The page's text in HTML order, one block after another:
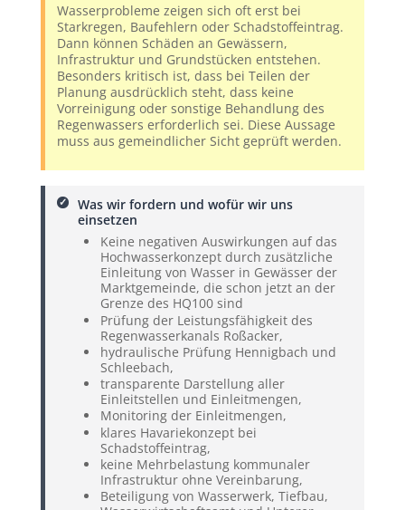
Wasserprobleme zeigen sich oft erst bei
Starkregen, Baufehlern oder Schadstoffeintrag.
Dann können Schäden an Gewässern,
Infrastruktur und Grundstücken entstehen.
Besonders kritisch ist, dass bei Teilen der
Planung ausdrücklich steht, dass keine
Vorreinigung oder sonstige Behandlung des
Regenwassers erforderlich sei. Diese Aussage
muss aus gemeindlicher Sicht geprüft werden.
Was wir fordern und wofür wir uns
einsetzen
Keine negativen Auswirkungen auf das
Hochwasserkonzept durch zusätzliche
Einleitung von Wasser in Gewässer der
Marktgemeinde, die schon jetzt an der
Grenze des HQ100 sind
Prüfung der Leistungsfähigkeit des
Regenwasserkanals Roßacker,
hydraulische Prüfung Hennigbach und
Schleebach,
transparente Darstellung aller
Einleitstellen und Einleitmengen,
Monitoring der Einleitmengen,
klares Havariekonzept bei
Schadstoffeintrag,
keine Mehrbelastung kommunaler
Infrastruktur ohne Vereinbarung,
Beteiligung von Wasserwerk, Tiefbau,